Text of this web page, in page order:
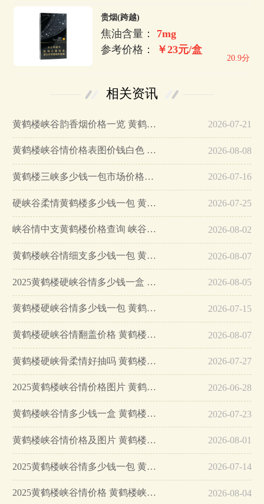
贵烟(跨越)
焦油含量： 7mg
参考价格：
￥23元/盒
20.9分
相关资讯
黄鹤楼峡谷韵香烟价格一览 黄鹤楼峡谷韵多钱一盒… 2026-07-21
黄鹤楼峡谷情价格表图价钱白色 黄鹤楼(峡谷情)价格表… 2026-08-08
黄鹤楼三峡多少钱一包市场价格表一览… 2026-07-16
硬峡谷柔情黄鹤楼多少钱一包 黄鹤楼硬峡谷柔情好抽吗… 2026-07-25
峡谷情中支黄鹤楼价格查询 峡谷情中支黄鹤楼多少一包… 2026-08-02
黄鹤楼峡谷情细支多少钱一包 黄鹤楼峡谷情细支怎么样… 2026-08-07
2025黄鹤楼硬峡谷情多少钱一盒 黄鹤楼硬峡谷情价格… 2026-08-05
黄鹤楼硬峡谷情多少钱一包 黄鹤楼硬峡谷情怎么样… 2026-07-15
黄鹤楼硬峡谷情翻盖价格 黄鹤楼硬峡谷情翻盖价格表… 2026-08-07
黄鹤楼硬峡骨柔情好抽吗 黄鹤楼硬峡骨柔情测评分析… 2026-07-27
2025黄鹤楼峡谷情价格图片 黄鹤楼峡谷情多少钱一包… 2026-06-28
黄鹤楼峡谷情多少钱一盒 黄鹤楼峡谷情价格一览… 2026-07-23
黄鹤楼峡谷情价格及图片 黄鹤楼峡谷情价格表查询… 2026-08-01
2025黄鹤楼峡谷情多少钱一包 黄鹤楼峡谷情价格介绍… 2026-07-14
2025黄鹤楼峡谷情价格 黄鹤楼峡谷情有几种?… 2026-08-04